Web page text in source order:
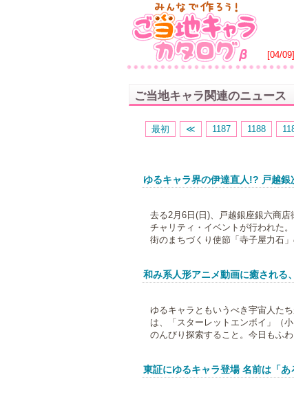
[04/
ご当地キャラ関連のニュース
最初 ≪ 1187 1188
ゆるキャラ界の伊達直人!? 戸越
去る2月6日(日)、戸越銀座銀六商
チャリティ・イベントが行われた
街のまちづくり使節「寺子屋力石
和み系人形アニメ動画に癒される
ゆるキャラともいうべき宇宙人た
は、「スターレットエンボイ」（
のんびり探索すること。今日もふ
東証にゆるキャラ登場 名前は「あ